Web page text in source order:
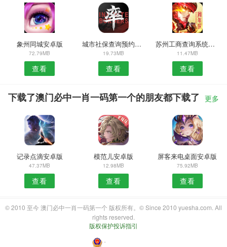
象州同城安卓版
72.79MB
查看
城市社保查询预约安卓版
19.73MB
查看
苏州工商查询系统安卓版
11.47MB
查看
下载了澳门必中一肖一码第一个的朋友都下载了 更多
记录点滴安卓版
47.37MB
查看
模范儿安卓版
12.98MB
查看
屏客来电桌面安卓版
75.92MB
查看
© 2010 至今 澳门必中一肖一码第一个 版权所有。© Since 2010 yuesha.com. All
rights reserved.
版权保护投诉指引
・